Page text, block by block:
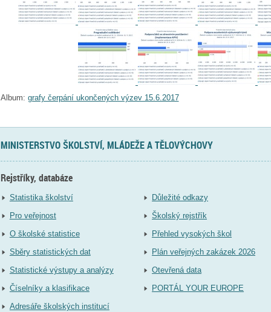
Album: grafy čerpání ukončených výzev 15.6.2017
MINISTERSTVO ŠKOLSTVÍ, MLÁDEŽE A TĚLOVÝCHOVY
Rejstříky, databáze
Statistika školství
Pro veřejnost
O školské statistice
Sběry statistických dat
Statistické výstupy a analýzy
Číselníky a klasifikace
Adresáře školských institucí
Důležité odkazy
Školský rejstřík
Přehled vysokých škol
Plán veřejných zakázek 2026
Otevřená data
PORTÁL YOUR EUROPE